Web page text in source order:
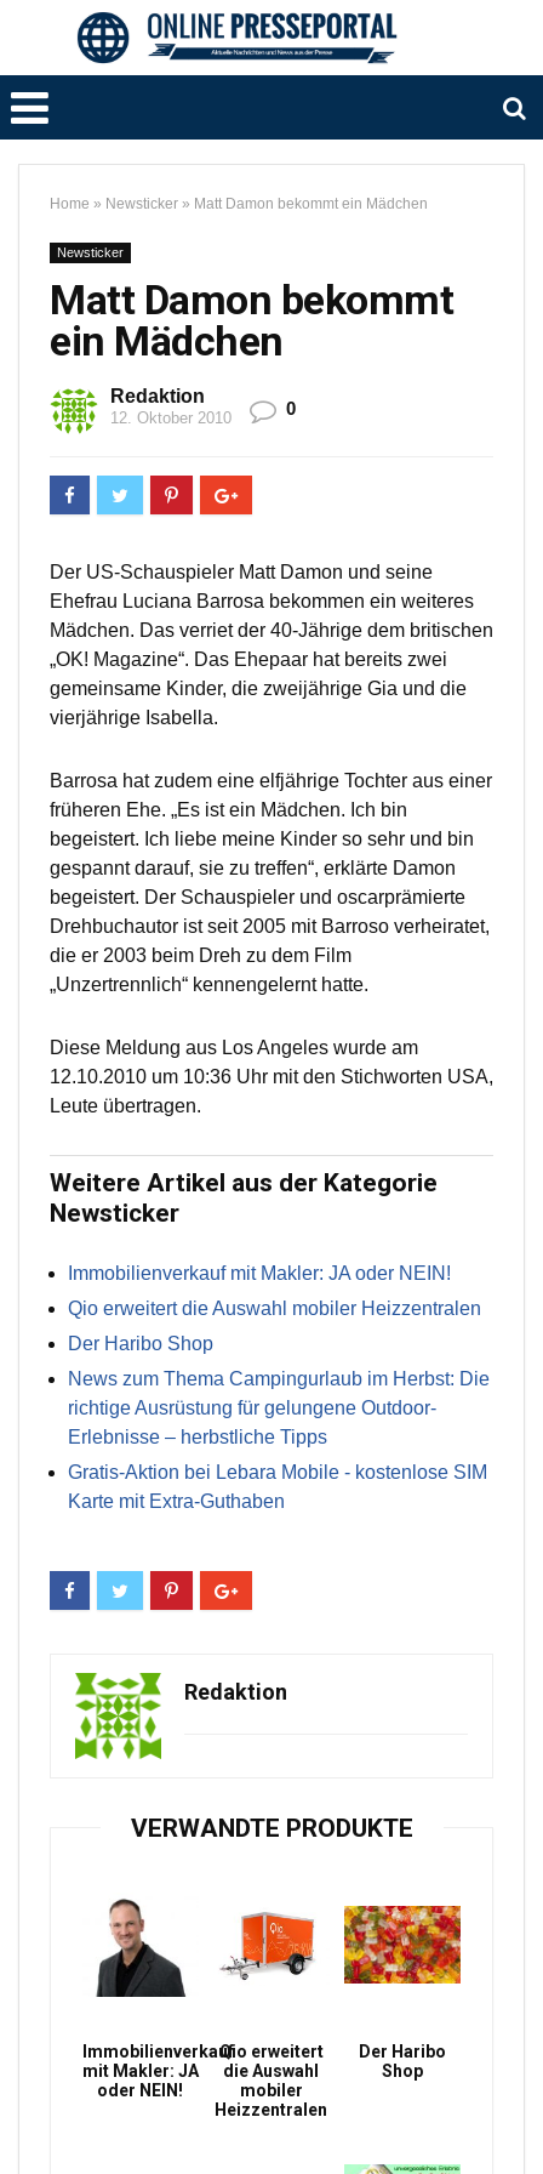
Home » Newsticker » Matt Damon bekommt ein Mädchen
Newsticker
Matt Damon bekommt
ein Mädchen
Redaktion
12. Oktober 2010 0
Der US-Schauspieler Matt Damon und seine
Ehefrau Luciana Barrosa bekommen ein weiteres
Mädchen. Das verriet der 40-Jährige dem britischen
„OK! Magazine“. Das Ehepaar hat bereits zwei
gemeinsame Kinder, die zweijährige Gia und die
vierjährige Isabella.
Barrosa hat zudem eine elfjährige Tochter aus einer
früheren Ehe. „Es ist ein Mädchen. Ich bin
begeistert. Ich liebe meine Kinder so sehr und bin
gespannt darauf, sie zu treffen“, erklärte Damon
begeistert. Der Schauspieler und oscarprämierte
Drehbuchautor ist seit 2005 mit Barroso verheiratet,
die er 2003 beim Dreh zu dem Film
„Unzertrennlich“ kennengelernt hatte.
Diese Meldung aus Los Angeles wurde am
12.10.2010 um 10:36 Uhr mit den Stichworten USA,
Leute übertragen.
Weitere Artikel aus der Kategorie
Newsticker
Immobilienverkauf mit Makler: JA oder NEIN!
Qio erweitert die Auswahl mobiler Heizzentralen
Der Haribo Shop
News zum Thema Campingurlaub im Herbst: Die
richtige Ausrüstung für gelungene Outdoor-
Erlebnisse – herbstliche Tipps
Gratis-Aktion bei Lebara Mobile - kostenlose SIM
Karte mit Extra-Guthaben
Redaktion
VERWANDTE PRODUKTE
Immobilienverkauf
mit Makler: JA
oder NEIN!
Qio erweitert
die Auswahl
mobiler
Heizzentralen
Der Haribo
Shop